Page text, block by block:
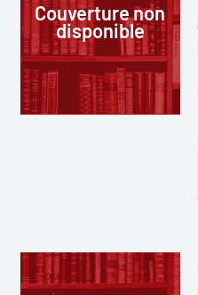
Couverture non
disponible